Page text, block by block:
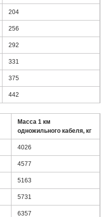
204
256
292
331
375
442
Масса 1 км
одножильного кабеля, кг
4026
4577
5163
5731
6357